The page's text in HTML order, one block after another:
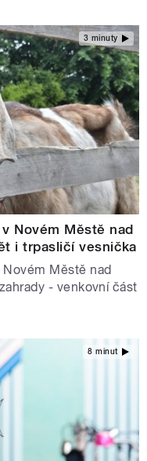
3 minuty
Novém Městě nad
i trpasličí vesnička
Městě nad
- venkovní část
8 minut